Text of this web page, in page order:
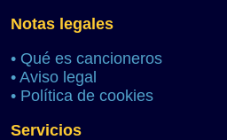
Notas legales
• Qué es cancioneros
• Aviso legal
• Política de cookies
Servicios